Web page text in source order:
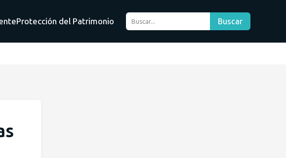
Protección del Patrimonio Buscar